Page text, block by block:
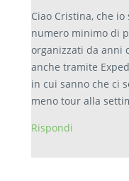
Ciao Cristina, che
numero minimo di
organizzati da anni
anche tramite
in cui sanno che ci
meno tour alla
Rispondi